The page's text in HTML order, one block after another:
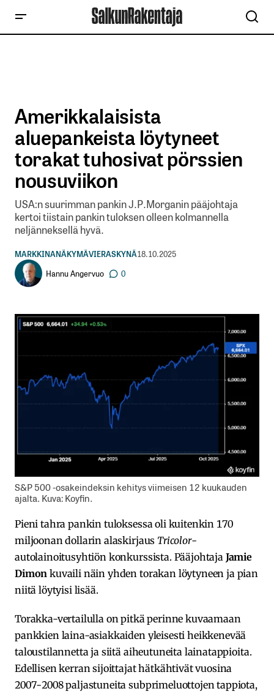
Amerikkalaisista
aluepankeista löytyneet
torakat tuhosivat pörssien
nousuviikon
USA:n suurimman pankin J.P.Morganin pääjohtaja
kertoi tiistain pankin tuloksen olleen kolmannella
neljänneksellä hyvä.
MARKKINANÄKYMÄVIERASKYNÄ18.10.2025
Hannu Angervuo
0
S&P 500 -osakeindeksin kehitys viimeisen 12 kuukauden
ajalta. Kuva: Koyfin.
Pieni tahra pankin tuloksessa oli kuitenkin 170
miljoonan dollarin alaskirjaus Tricolor-
autolainoitusyhtiön konkurssista. Pääjohtaja Jamie
Dimon kuvaili näin yhden torakan löytyneen ja pian
niitä löytyisi lisää.
Torakka-vertailulla on pitkä perinne kuvaamaan
pankkien laina-asiakkaiden yleisesti heikkenevää
taloustilannetta ja siitä aiheutuneita lainatappioita.
Edellisen kerran sijoittajat hätkähtivät vuosina
2007-2008 paljastuneita subprimeluottojen tappiota,